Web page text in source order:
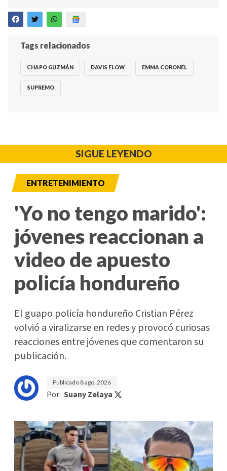
Tags relacionados
CHAPO GUZMÁN DAVIS FLOW EMMA CORONEL
SUPREMO
SIGUE LEYENDO
ENTRETENIMIENTO
'Yo no tengo marido':
jóvenes reaccionan a
video de apuesto
policía hondureño
El guapo policía hondureño Cristian Pérez
volvió a viralizarse en redes y provocó curiosas
reacciones entre jóvenes que comentaron su
publicación.
Publicado 8 ago. 2026
Por: Suany Zelaya